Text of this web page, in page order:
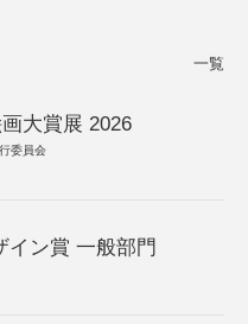
一覧
大賞展 2026
委員会
イン賞 一般部門